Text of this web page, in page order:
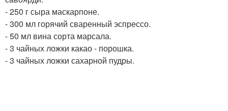
- 250 г сыра маскарпоне.
- 300 мл горячий сваренный эспрессо.
- 50 мл вина сорта марсала.
- 3 чайных ложки какао - порошка.
- 3 чайных ложки сахарной пудры.